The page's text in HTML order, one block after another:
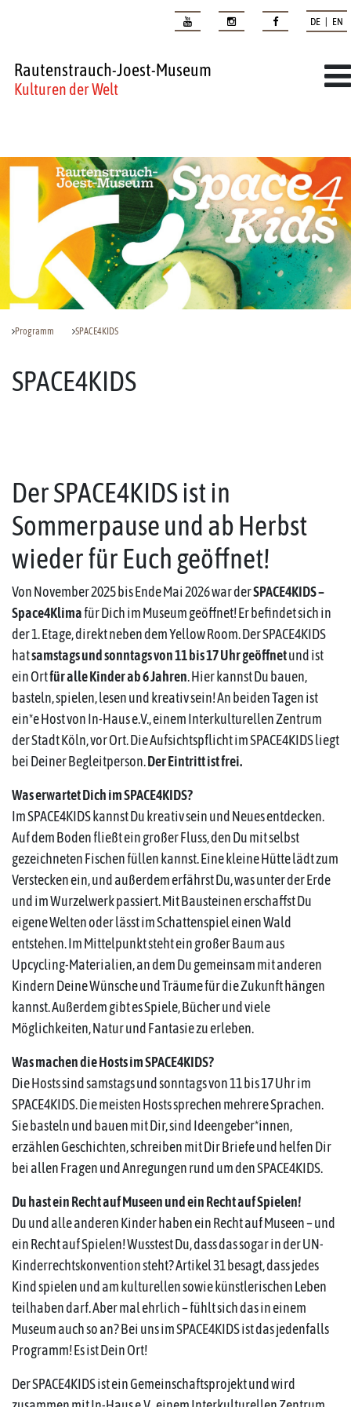
DE | EN
Rautenstrauch-Joest-Museum
Kulturen der Welt
Programm SPACE4KIDS
SPACE4KIDS
Der SPACE4KIDS ist in
Sommerpause und ab Herbst
wieder für Euch geöffnet!
Von November 2025 bis Ende Mai 2026 war derSPACE4KIDS –
Space4Klimafür Dich im Museum geöffnet! Er befindet sich in
der 1. Etage, direkt neben dem Yellow Room. Der SPACE4KIDS
hatsamstags und sonntags von 11 bis 17 Uhr geöffnetund ist
ein Ortfür alle Kinder ab 6 Jahren. Hier kannst Du bauen,
basteln, spielen, lesen und kreativ sein! An beiden Tagen ist
ein*e Host von In-Haus e.V., einem Interkulturellen Zentrum
der Stadt Köln, vor Ort. Die Aufsichtspflicht im SPACE4KIDS liegt
bei Deiner Begleitperson.Der Eintritt ist frei.
Was erwartet Dich im SPACE4KIDS?
Im SPACE4KIDS kannst Du kreativ sein und Neues entdecken.
Auf dem Boden fließt ein großer Fluss, den Du mit selbst
gezeichneten Fischen füllen kannst. Eine kleine Hütte lädt zum
Verstecken ein, und außerdem erfährst Du, was unter der Erde
und im Wurzelwerk passiert. Mit Bausteinen erschaffst Du
eigene Welten oder lässt im Schattenspiel einen Wald
entstehen. Im Mittelpunkt steht ein großer Baum aus
Upcycling-Materialien, an dem Du gemeinsam mit anderen
Kindern Deine Wünsche und Träume für die Zukunft hängen
kannst. Außerdem gibt es Spiele, Bücher und viele
Möglichkeiten, Natur und Fantasie zu erleben.
Was machen die Hosts im SPACE4KIDS?
Die Hosts sind samstags und sonntags von 11 bis 17 Uhr im
SPACE4KIDS. Die meisten Hosts sprechen mehrere Sprachen.
Sie basteln und bauen mit Dir, sind Ideengeber*innen,
erzählen Geschichten, schreiben mit Dir Briefe und helfen Dir
bei allen Fragen und Anregungen rund um den SPACE4KIDS.
Du hast ein Recht auf Museen und ein Recht auf Spielen!
Du und alle anderen Kinder haben ein Recht auf Museen – und
ein Recht auf Spielen! Wusstest Du, dass das sogar in der UN-
Kinderrechtskonvention steht? Artikel 31 besagt, dass jedes
Kind spielen und am kulturellen sowie künstlerischen Leben
teilhaben darf. Aber mal ehrlich – fühlt sich das in einem
Museum auch so an? Bei uns im SPACE4KIDS ist das jedenfalls
Programm! Es ist Dein Ort!
Der SPACE4KIDS ist ein Gemeinschaftsprojekt und wird